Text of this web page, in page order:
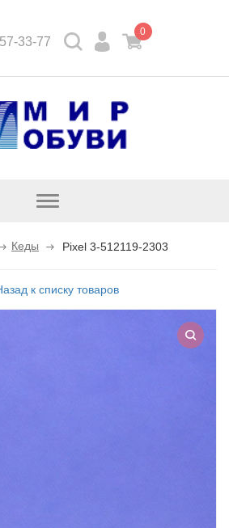
33-77
0
Открыть
Кеды Pixel 3-512119-2303
к списку товаров